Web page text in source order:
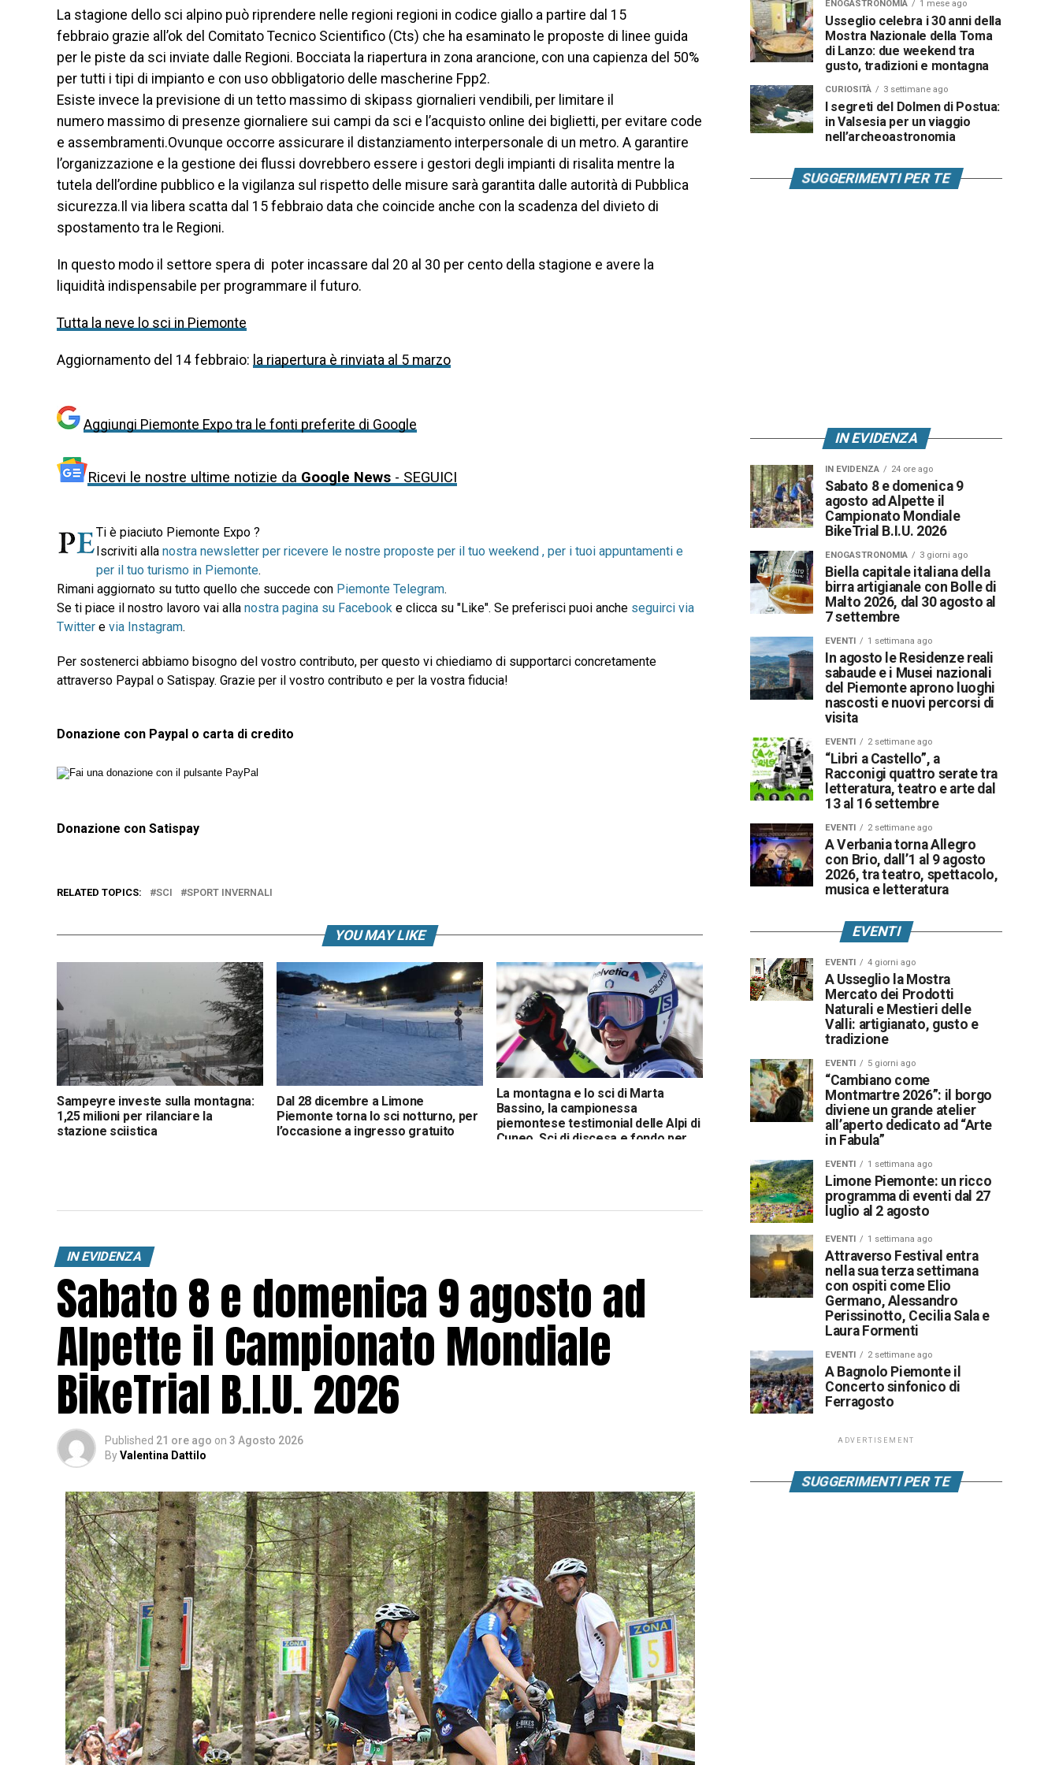
La stagione dello sci alpino può riprendere nelle regioni regioni in codice giallo a partire dal 15
febbraio grazie all’ok del Comitato Tecnico Scientifico (Cts) che ha esaminato le proposte di linee guida
per le piste da sci inviate dalle Regioni. Bocciata la riapertura in zona arancione, con una capienza del 50%
per tutti i tipi di impianto e con uso obbligatorio delle mascherine Fpp2.
Esiste invece la previsione di un tetto massimo di skipass giornalieri vendibili, per limitare il
numero massimo di presenze giornaliere sui campi da sci e l’acquisto online dei biglietti, per evitare code
e assembramenti.Ovunque occorre assicurare il distanziamento interpersonale di un metro. A garantire
l’organizzazione e la gestione dei flussi dovrebbero essere i gestori degli impianti di risalita mentre la
tutela dell’ordine pubblico e la vigilanza sul rispetto delle misure sarà garantita dalle autorità di Pubblica
sicurezza.Il via libera scatta dal 15 febbraio data che coincide anche con la scadenza del divieto di
spostamento tra le Regioni.
In questo modo il settore spera di poter incassare dal 20 al 30 per cento della stagione e avere la
liquidità indispensabile per programmare il futuro.
Tutta la neve lo sci in Piemonte
Aggiornamento del 14 febbraio: la riapertura è rinviata al 5 marzo
Aggiungi Piemonte Expo tra le fonti preferite di Google
Ricevi le nostre ultime notizie da Google News - SEGUICI
Ti è piaciuto Piemonte Expo ?
Iscriviti alla nostra newsletter per ricevere le nostre proposte per il tuo weekend , per i tuoi appuntamenti e
per il tuo turismo in Piemonte.
Rimani aggiornato su tutto quello che succede con Piemonte Telegram.
Se ti piace il nostro lavoro vai alla nostra pagina su Facebook e clicca su "Like". Se preferisci puoi anche seguirci via
Twitter e via Instagram.
Per sostenerci abbiamo bisogno del vostro contributo, per questo vi chiediamo di supportarci concretamente
attraverso Paypal o Satispay. Grazie per il vostro contributo e per la vostra fiducia!
Donazione con Paypal o carta di credito
Donazione con Satispay
RELATED TOPICS: SCI SPORT INVERNALI
YOU MAY LIKE
Sampeyre investe sulla montagna:
1,25 milioni per rilanciare la
stazione sciistica
Dal 28 dicembre a Limone
Piemonte torna lo sci notturno, per
l’occasione a ingresso gratuito
La montagna e lo sci di Marta
Bassino, la campionessa
piemontese testimonial delle Alpi di
Cuneo. Sci di discesa e fondo per
IN EVIDENZA
Sabato 8 e domenica 9 agosto ad
Alpette il Campionato Mondiale
BikeTrial B.I.U. 2026
Published 21 ore ago on 3 Agosto 2026
ByValentina Dattilo
ENOGASTRONOMIA 1 mese ago
Usseglio celebra i 30 anni della
Mostra Nazionale della Toma
di Lanzo: due weekend tra
gusto, tradizioni e montagna
CURIOSITÀ 3 settimane ago
I segreti del Dolmen di Postua:
in Valsesia per un viaggio
nell’archeoastronomia
SUGGERIMENTI PER TE
IN EVIDENZA
IN EVIDENZA 24 ore ago
Sabato 8 e domenica 9
agosto ad Alpette il
Campionato Mondiale
BikeTrial B.I.U. 2026
ENOGASTRONOMIA 3 giorni ago
Biella capitale italiana della
birra artigianale con Bolle di
Malto 2026, dal 30 agosto al
7 settembre
EVENTI 1 settimana ago
In agosto le Residenze reali
sabaude e i Musei nazionali
del Piemonte aprono luoghi
nascosti e nuovi percorsi di
visita
EVENTI 2 settimane ago
“Libri a Castello”, a
Racconigi quattro serate tra
letteratura, teatro e arte dal
13 al 16 settembre
EVENTI 2 settimane ago
A Verbania torna Allegro
con Brio, dall’1 al 9 agosto
2026, tra teatro, spettacolo,
musica e letteratura
EVENTI
EVENTI 4 giorni ago
A Usseglio la Mostra
Mercato dei Prodotti
Naturali e Mestieri delle
Valli: artigianato, gusto e
tradizione
EVENTI 5 giorni ago
“Cambiano come
Montmartre 2026”: il borgo
diviene un grande atelier
all’aperto dedicato ad “Arte
in Fabula”
EVENTI 1 settimana ago
Limone Piemonte: un ricco
programma di eventi dal 27
luglio al 2 agosto
EVENTI 1 settimana ago
Attraverso Festival entra
nella sua terza settimana
con ospiti come Elio
Germano, Alessandro
Perissinotto, Cecilia Sala e
Laura Formenti
EVENTI 2 settimane ago
A Bagnolo Piemonte il
Concerto sinfonico di
Ferragosto
ADVERTISEMENT
SUGGERIMENTI PER TE